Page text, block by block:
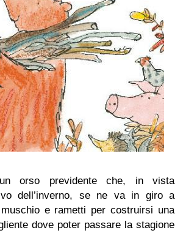
orso previdente che, in vista
dell’inverno, se ne va in giro a
e rametti per costruirsi una
dove poter passare la stagione